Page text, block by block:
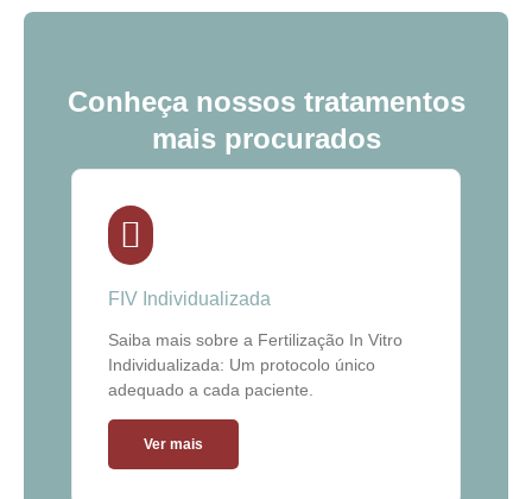
Conheça nossos tratamentos
mais procurados
FIV Individualizada
Saiba mais sobre a Fertilização In Vitro
Individualizada: Um protocolo único
adequado a cada paciente.
Ver mais